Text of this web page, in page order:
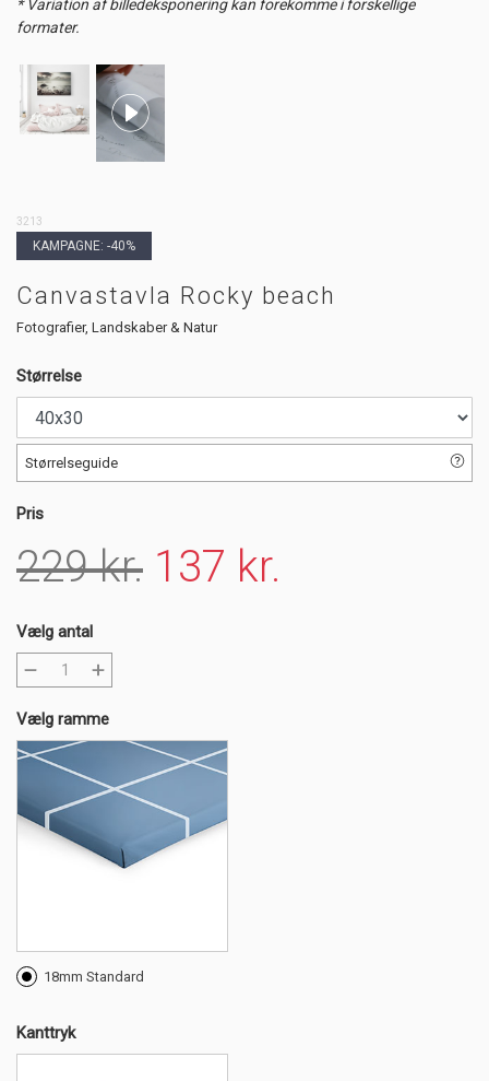
* Variation af billedeksponering kan forekomme i forskellige
formater.
3213
KAMPAGNE: -40%
Canvastavla Rocky beach
Fotografier, Landskaber & Natur
Størrelse
Størrelseguide
Pris
229 kr. 137 kr.
Vælg antal
Vælg ramme
18mm Standard
Kanttryk